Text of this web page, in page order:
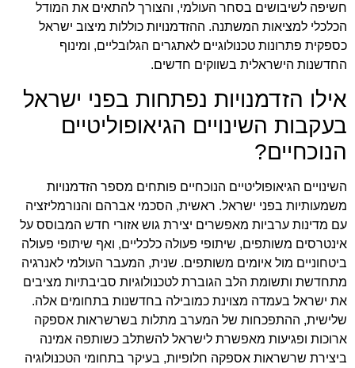
חשיפה לשיבושים בסחר העולמי, והצורך להתאים את המודל
הכלכלי למציאות המשתנה. ההזדמנויות כוללות מיצוב ישראל
כספקית פתרונות טכנולוגיים לאתגרים הגלובליים, ומינוף
החדשנות הישראלית בשווקים חדשים.
אילו הזדמנויות נפתחות בפני ישראל
בעקבות השינויים הגיאופוליטיים
הנוכחיים?
השינויים הגיאופוליטיים הנוכחיים פותחים מספר הזדמנויות
משמעותיות בפני ישראל. ראשית, הסכמי אברהם והנורמליזציה
עם מדינות ערביות מאפשרים יצירת גוש אזורי חדש המבוסס על
אינטרסים משותפים, שיתופי פעולה כלכליים, ואף שיתופי פעולה
ביטחוניים מול איומים משותפים. שנית, המעבר העולמי לאנרגיה
מתחדשת ותשומת הלב הגוברת לטכנולוגיות סביבתיות מציבים
את ישראל בעמדה מצוינת כמובילה בחדשנות בתחומים אלה.
שלישית, ההתפכחות של המערב מתלות בשרשראות אספקה
ארוכות ופגיעות מאפשרת לישראל להשתלב כשותפה אמינה
ביצירת שרשראות אספקה חלופיות, בעיקר בתחומי הטכנולוגיה